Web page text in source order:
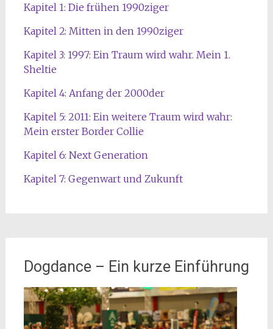
Kapitel 1: Die frühen 1990ziger
Kapitel 2: Mitten in den 1990ziger
Kapitel 3: 1997: Ein Traum wird wahr. Mein 1.
Sheltie
Kapitel 4: Anfang der 2000der
Kapitel 5: 2011: Ein weitere Traum wird wahr:
Mein erster Border Collie
Kapitel 6: Next Generation
Kapitel 7: Gegenwart und Zukunft
Dogdance – Ein kurze Einführung